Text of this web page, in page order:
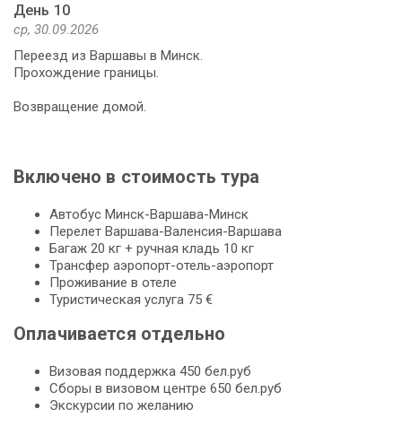
День 10
ср, 30.09.2026
Переезд из Варшавы в Минск.
Прохождение границы.
Возвращение домой.
Включено в стоимость тура
Автобус Минск-Варшава-Минск
Перелет Варшава-Валенсия-Варшава
Багаж 20 кг + ручная кладь 10 кг
Трансфер аэропорт-отель-аэропорт
Проживание в отеле
Туристическая услуга 75 €
Оплачивается отдельно
Визовая поддержка 450 бел.руб
Сборы в визовом центре 650 бел.руб
Экскурсии по желанию